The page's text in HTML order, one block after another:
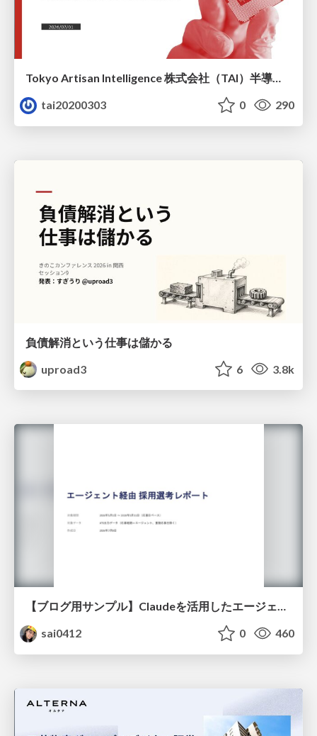
Tokyo Artisan Intelligence 株式会社（TAI）半導体戦略_最新版
tai20200303
0 290
負債解消という仕事は儲かる
uproad3
6 3.8k
【ブログ用サンプル】Claudeを活用したエージェント分析レポート自動生成例
sai0412
0 460